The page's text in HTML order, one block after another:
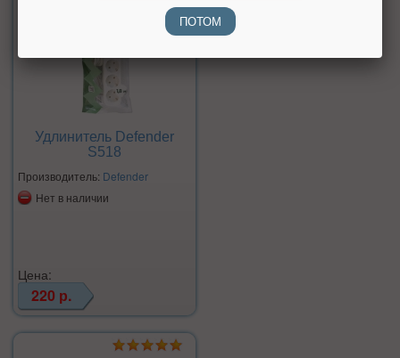
Удлинитель Defender
S518
Производитель: Defender
Нет в наличии
Цена:
220 р.
ПОТОМ